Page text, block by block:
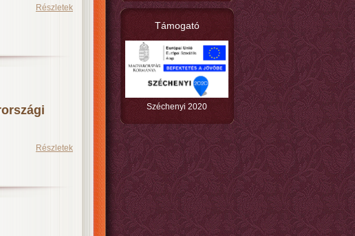
Támogató
Széchenyi 2020
Részletek
Részletek